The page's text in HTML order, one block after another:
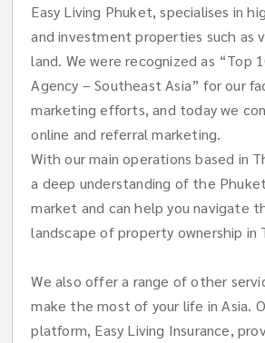
Easy Living Phuket, specialises in
and investment properties such as
land. We were recognized as “Top
Agency – Southeast Asia” for our
marketing efforts, and today we
online and referral marketing.
With our main operations based in
a deep understanding of the
market and can help you navigate
landscape of property ownership in
We also offer a range of other
make the most of your life in Asia.
platform, Easy Living Insurance,